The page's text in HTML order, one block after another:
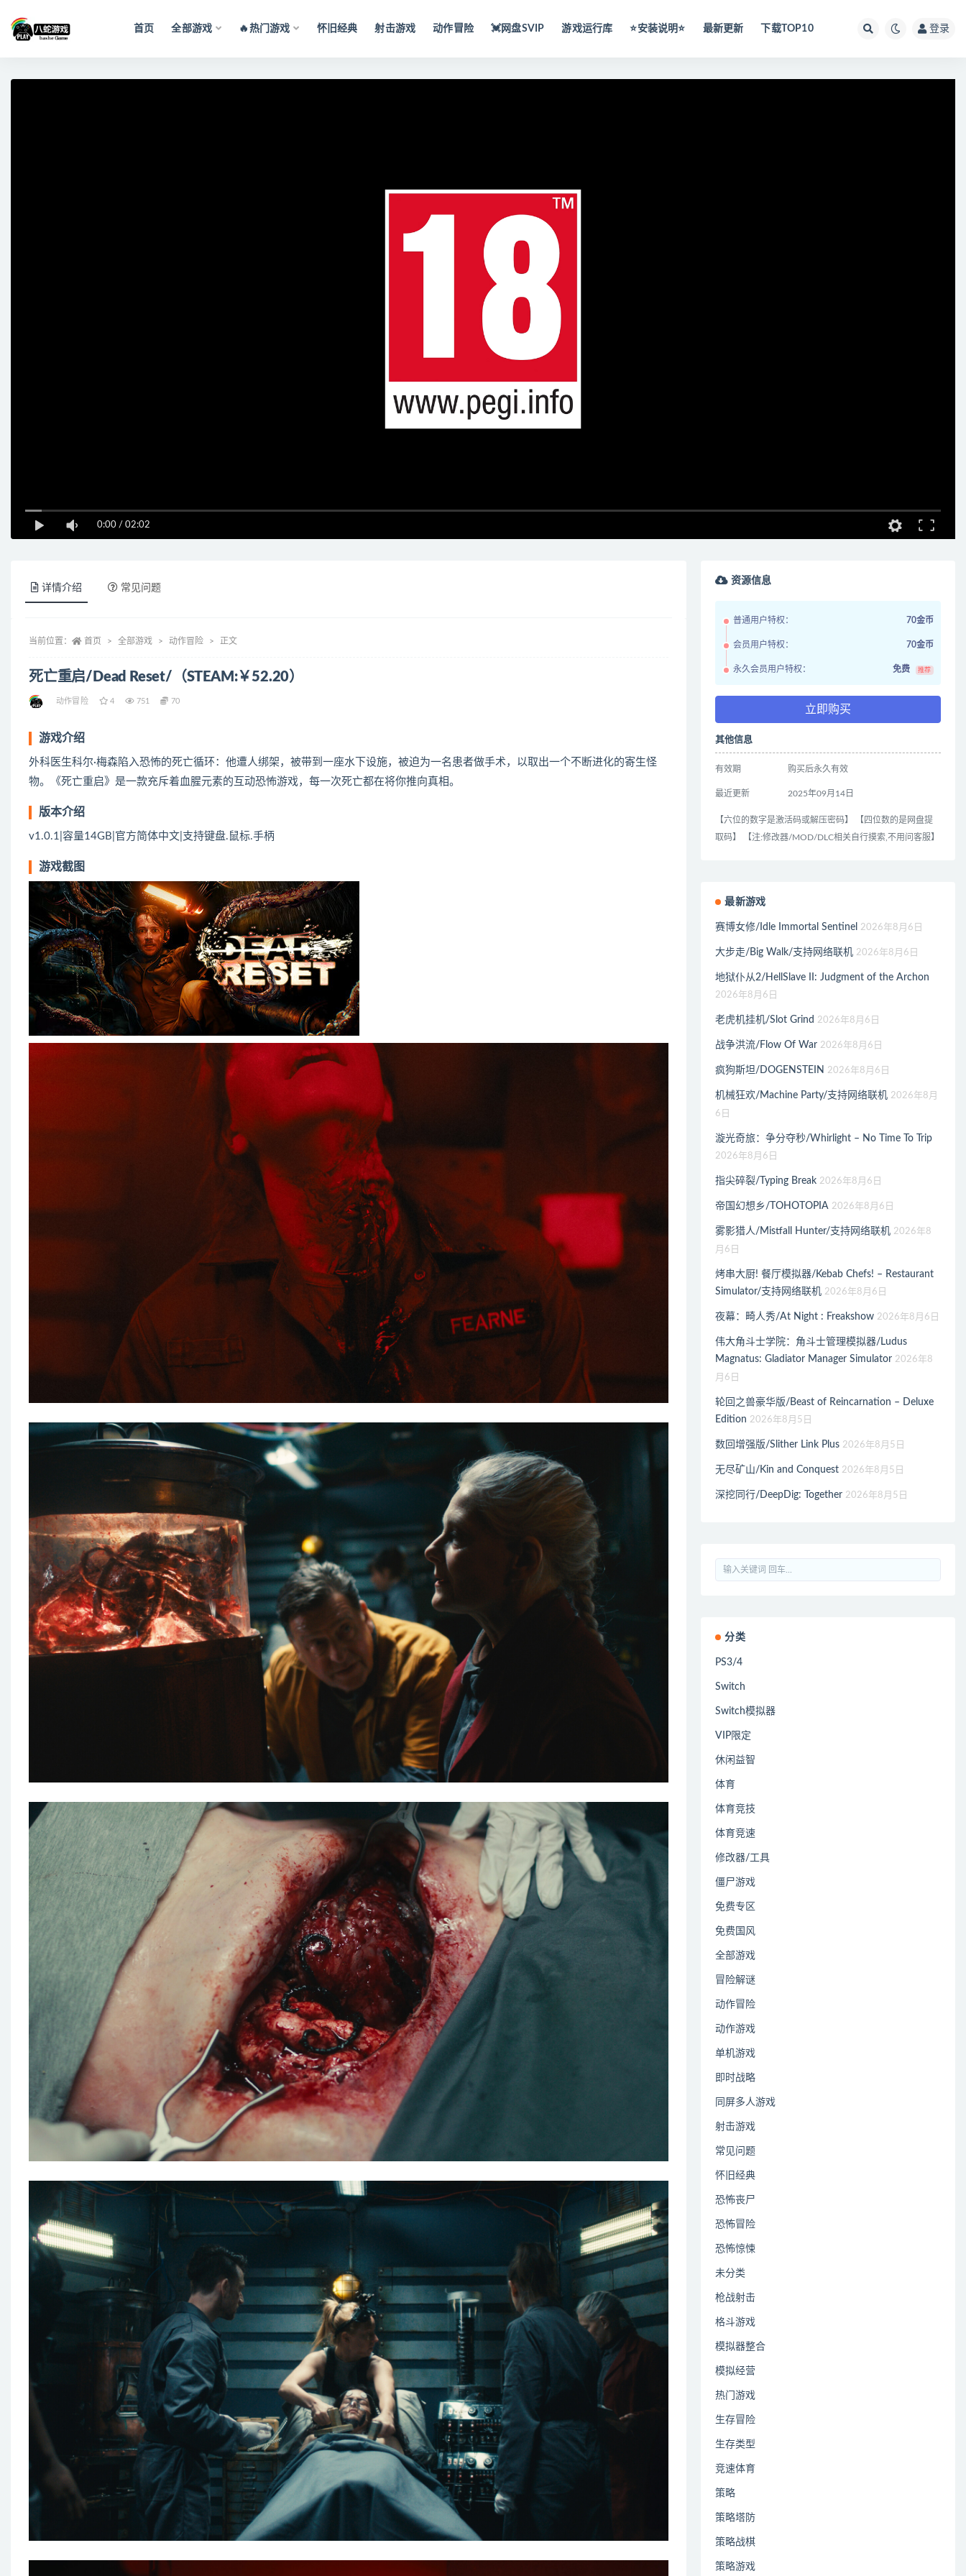
首页 全部游戏 🔥热门游戏 怀旧经典 射击游戏 动作冒险 💓网盘SVIP 游戏运行库 ⭐️安装说明⭐️ 最新更新 下载TOP10 登录
0:00 / 02:02
详情介绍 常见问题
当前位置： 首页 全部游戏 动作冒险 正文
死亡重启/Dead Reset/（STEAM:￥52.20）
动作冒险 4 751 70
游戏介绍
外科医生科尔·梅森陷入恐怖的死亡循环：他遭人绑架，被带到一座水下设施，被迫为一名患者做手术，以取出一个不断进化的寄生怪
物。《死亡重启》是一款充斥着血腥元素的互动恐怖游戏，每一次死亡都在将你推向真相。
版本介绍
v1.0.1|容量14GB|官方简体中文|支持键盘.鼠标.手柄
游戏截图
资源信息
普通用户特权： 70金币
会员用户特权： 70金币
永久会员用户特权： 免费 推荐
立即购买
其他信息
有效期 购买后永久有效
最近更新 2025年09月14日
【六位的数字是激活码或解压密码】 【四位数的是网盘提
取码】 【注:修改器/MOD/DLC相关自行摸索,不用问客服】
最新游戏
赛博女修/Idle Immortal Sentinel 2026年8月6日
大步走/Big Walk/支持网络联机 2026年8月6日
地狱仆从2/HellSlave II: Judgment of the Archon
2026年8月6日
老虎机挂机/Slot Grind 2026年8月6日
战争洪流/Flow Of War 2026年8月6日
疯狗斯坦/DOGENSTEIN 2026年8月6日
机械狂欢/Machine Party/支持网络联机 2026年8月
6日
漩光奇旅：争分夺秒/Whirlight – No Time To Trip
2026年8月6日
指尖碎裂/Typing Break 2026年8月6日
帝国幻想乡/TOHOTOPIA 2026年8月6日
雾影猎人/Mistfall Hunter/支持网络联机 2026年8
月6日
烤串大厨! 餐厅模拟器/Kebab Chefs! – Restaurant
Simulator/支持网络联机 2026年8月6日
夜幕：畸人秀/At Night : Freakshow 2026年8月6日
伟大角斗士学院：角斗士管理模拟器/Ludus
Magnatus: Gladiator Manager Simulator 2026年8
月6日
轮回之兽豪华版/Beast of Reincarnation – Deluxe
Edition 2026年8月5日
数回增强版/Slither Link Plus 2026年8月5日
无尽矿山/Kin and Conquest 2026年8月5日
深挖同行/DeepDig: Together 2026年8月5日
分类
PS3/4
Switch
Switch模拟器
VIP限定
休闲益智
体育
体育竞技
体育竞速
修改器/工具
僵尸游戏
免费专区
免费国风
全部游戏
冒险解谜
动作冒险
动作游戏
单机游戏
即时战略
同屏多人游戏
射击游戏
常见问题
怀旧经典
恐怖丧尸
恐怖冒险
恐怖惊悚
未分类
枪战射击
格斗游戏
模拟器整合
模拟经营
热门游戏
生存冒险
生存类型
竞速体育
策略
策略塔防
策略战棋
策略游戏